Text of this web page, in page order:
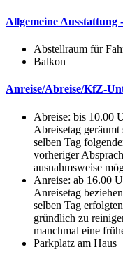
Allgemeine Ausstattung
Abstellraum für
Balkon
Anreise/Abreise/KfZ-
Abreise: bis 10.00
Abreisetag
selben Tag
vorheriger
ausnahmsweise
Anreise: ab 16.00
Anreisetag
selben Tag
gründlich zu
manchmal eine
Parkplatz am Haus